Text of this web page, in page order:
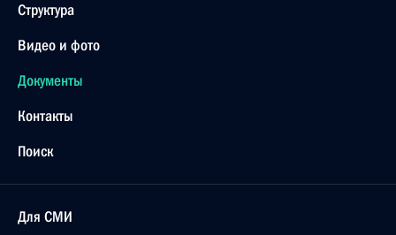
Структура
Видео и фото
Документы
Контакты
Поиск
Для СМИ